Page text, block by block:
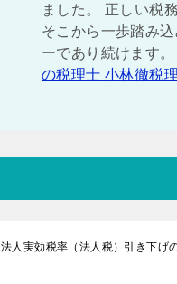
ました。 正しい税
そこから一歩踏み
ーであり続けます
の税理士 小林徹税
法人実効税率（法人税）引き下げ